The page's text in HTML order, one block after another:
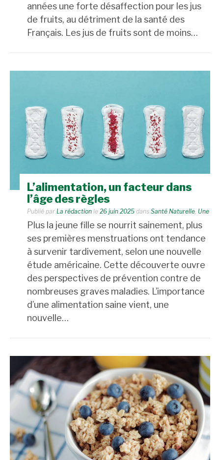
années une forte désaffection pour les jus
de fruits, au détriment de la santé des
Français. Les jus de fruits sont de moins…
L’alimentation, un facteur dans
l’âge des règles
Publié par La rédaction le 26 juin 2025 dans Santé Naturelle, Une
Plus la jeune fille se nourrit sainement, plus
ses premières menstruations ont tendance
à survenir tardivement, selon une nouvelle
étude américaine. Cette découverte ouvre
des perspectives de prévention contre de
nombreuses graves maladies. L’importance
d’une alimentation saine vient, une
nouvelle…